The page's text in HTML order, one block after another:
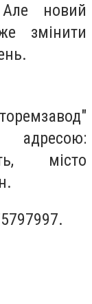
Але новий
змінити
місто